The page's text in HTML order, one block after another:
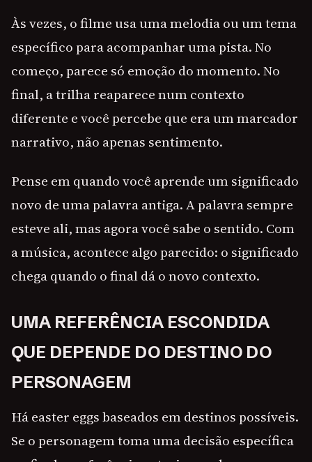
Às vezes, o filme usa uma melodia ou um tema
específico para acompanhar uma pista. No
começo, parece só emoção do momento. No
final, a trilha reaparece num contexto
diferente e você percebe que era um marcador
narrativo, não apenas sentimento.
Pense em quando você aprende um significado
novo de uma palavra antiga. A palavra sempre
esteve ali, mas agora você sabe o sentido. Com
a música, acontece algo parecido: o significado
chega quando o final dá o novo contexto.
UMA REFERÊNCIA ESCONDIDA
QUE DEPENDE DO DESTINO DO
PERSONAGEM
Há easter eggs baseados em destinos possíveis.
Se o personagem toma uma decisão específica